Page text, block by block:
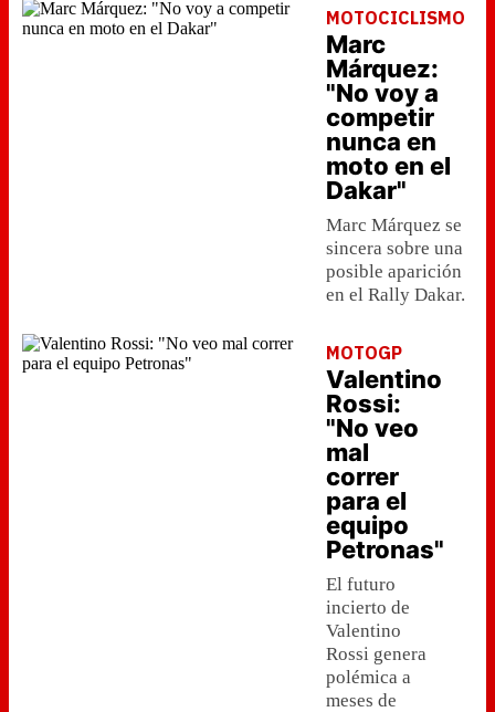
MOTOCICLISMO
Marc
Márquez:
"No voy a
competir
nunca en
moto en el
Dakar"
Marc Márquez se
sincera sobre una
posible aparición
en el Rally Dakar.
MOTOGP
Valentino
Rossi:
"No veo
mal
correr
para el
equipo
Petronas"
El futuro
incierto de
Valentino
Rossi genera
polémica a
meses de